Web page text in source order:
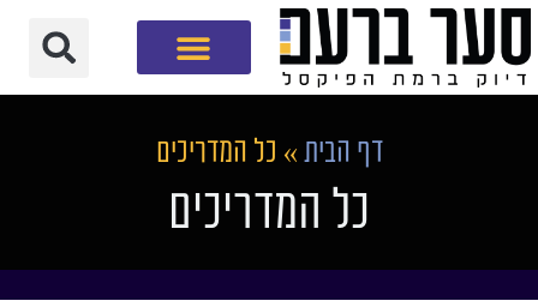
דף הבית » כל המדריכים
כל המדריכים